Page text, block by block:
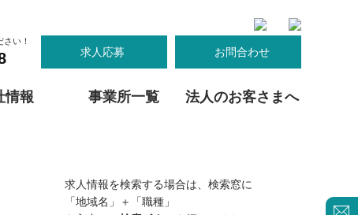
い！
求人応募 お問合わせ
械オペレーター 引越しスタッフ
情報
人物名鑑
事業所一覧
足利事業所 桑名事業所
法人のお客さまへ
木エリア派遣対応 群馬エリア派遣対応
求人情報を検索する場合は、検索窓に
「地域名」＋「職種」